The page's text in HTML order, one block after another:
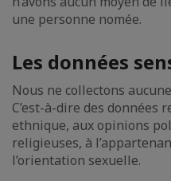
une personne nomée.
Les données
Nous ne collectons
C’est-à-dire des données
ethnique, aux opinions
religieuses, à
l’orientation sexuelle.